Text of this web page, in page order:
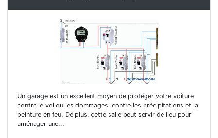
Un garage est un excellent moyen de protéger votre voiture
contre le vol ou les dommages, contre les précipitations et la
peinture en feu. De plus, cette salle peut servir de lieu pour
aménager une...